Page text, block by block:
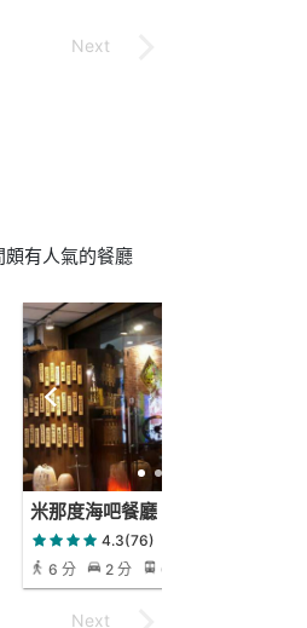
有人氣的餐廳
米那度海吧餐廳
4.3(76)
6 分
2 分 6 分